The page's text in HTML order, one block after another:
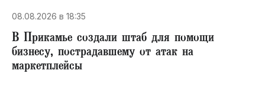
08.08.2026 в 18:35
В Прикамье создали штаб для помощи
бизнесу, пострадавшему от атак на
маркетплейсы